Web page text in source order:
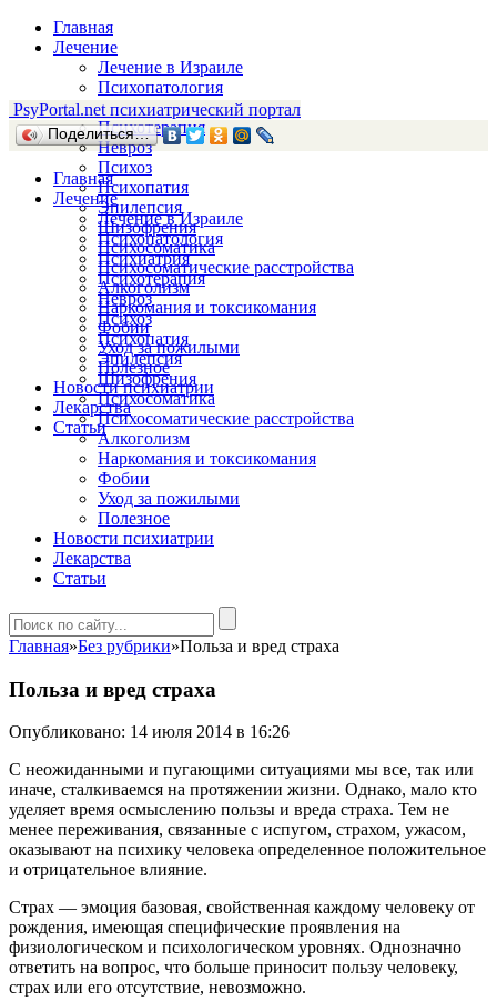
Главная
Лечение
Лечение в Израиле
Психопатология
Психиатрия
Психотерапия
Невроз
Психоз
Психопатия
Эпилепсия
Шизофрения
Психосоматика
Психосоматические расстройства
Алкоголизм
Наркомания и токсикомания
Фобии
Уход за пожилыми
Полезное
Новости психиатрии
Лекарства
Статьи
PsyPortal.net психиатрический портал
Поделиться…
Главная
Лечение
Лечение в Израиле
Психопатология
Психиатрия
Психотерапия
Невроз
Психоз
Психопатия
Эпилепсия
Шизофрения
Психосоматика
Психосоматические расстройства
Алкоголизм
Наркомания и токсикомания
Фобии
Уход за пожилыми
Полезное
Новости психиатрии
Лекарства
Статьи
Главная»Без рубрики»Польза и вред страха
Польза и вред страха
Опубликовано: 14 июля 2014 в 16:26
С неожиданными и пугающими ситуациями мы все, так или
иначе, сталкиваемся на протяжении жизни. Однако, мало кто
уделяет время осмыслению пользы и вреда страха. Тем не
менее переживания, связанные с испугом, страхом, ужасом,
оказывают на психику человека определенное положительное
и отрицательное влияние.
Страх — эмоция базовая, свойственная каждому человеку от
рождения, имеющая специфические проявления на
физиологическом и психологическом уровнях. Однозначно
ответить на вопрос, что больше приносит пользу человеку,
страх или его отсутствие, невозможно.